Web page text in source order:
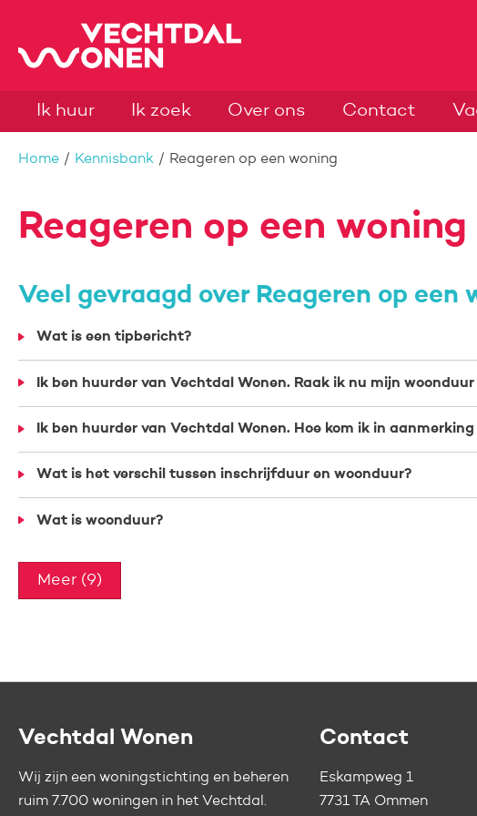
Naar de homepage
Ik huur Ik zoek Over ons Contact
Home Kennisbank Reageren op een woning
Reageren op een woning
Veel gevraagd over Reageren op een
Wat is een tipbericht?
Ik ben huurder van Vechtdal Wonen. Raak ik nu mijn
Ik ben huurder van Vechtdal Wonen. Hoe kom ik in
Wat is het verschil tussen inschrijfduur en woonduur?
Wat is woonduur?
Meer (9)
Contactinformatie
Vechtdal Wonen
Wij zijn een woningstichting en beheren
ruim 7.700 woningen in het Vechtdal.
Contact
Eskampweg 1
7731 TA Ommen